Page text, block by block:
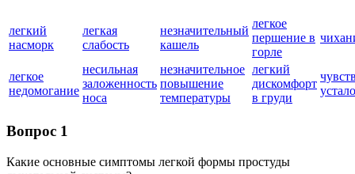
легкий
насморк
легкая
слабость
незначительный
кашель
легкое
першение в
горле
легкое
недомогание
несильная
заложенность
носа
незначительное
повышение
температуры
легкий
дискомфорт
в груди
Вопрос 1
Какие основные симптомы легкой формы простуды